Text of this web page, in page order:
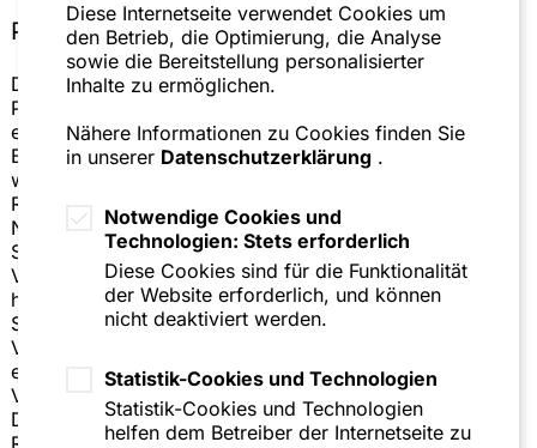
Diese Internetseite verwendet Cookies um
den Betrieb, die Optimierung, die Analyse
sowie die Bereitstellung personalisierter
Inhalte zu ermöglichen.
Nähere Informationen zu Cookies finden Sie
in unserer Datenschutzerklärung .
Notwendige Cookies und
Technologien: Stets erforderlich
Diese Cookies sind für die Funktionalität
der Website erforderlich, und können
nicht deaktiviert werden.
Statistik-Cookies und Technologien
Statistik-Cookies und Technologien
helfen dem Betreiber der Internetseite zu
Praxisfolgen
Das Recht auf Abhilfe wird die Kosten- und
Prozessrisiken für Rückrufverantwortliche immens
erhöhen. Es ist aufgrund der fehlenden zeitlichen
Begrenzung des Rechts auf Abhilfe in einem deutlich
weiteren Ausmaß mit der Inanspruchnahme von
Rückrufverantwortlichen durch Verbraucher zu rechnen.
Nach Verjährung seiner
Sachmängelgewährleistungsansprüche kann sich der
Verbraucher weiter an den Rückrufverantwortlichen
halten. In unverjährter Zeit seiner
Sachmängelgewährleistungsansprüche wird der
Verbraucher nach Opportunitätsgesichtspunkten
entscheiden können, ob er sich an seinen
Vertragspartner oder (den häufig - außerhalb des
Direktvertriebs - nicht identischen)
Rückrufverantwortlichen hält. Darüber hinaus ist das